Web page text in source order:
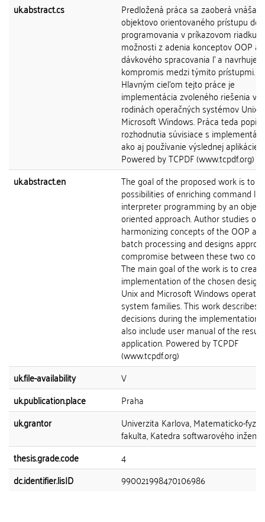
uk.abstract.cs Predložená práca sa zaoberá
objektovo orientovaného prístupu do
programovania v príkazovom riadku.
možnosti z adenia konceptov OOP a
dávkového spracovania ľ a navrhuje
kompromis medzi týmito prístupmi.
Hlavným cieľom tejto práce je
implementácia zvoleného riešenia v
rodinách operačných systémov Unix a
Microsoft Windows. Práca teda
rozhodnutia súvisiace s
ako aj používanie výslednej aplikácie.
Powered by TCPDF (www.tcpdf.org)
uk.abstract.en
The goal of the proposed work is to
possibilities of enriching command
interpreter programming by an object
oriented approach. Author studies
harmonizing concepts of the OOP
batch processing and designs
compromise between these two
The main goal of the work is to
implementation of the chosen
Unix and Microsoft Windows
system families. This work describes
decisions during the implementation
also include user manual of the
application. Powered by TCPDF
(www.tcpdf.org)
uk.file-availability
V
uk.publication.place
Praha
uk.grantor
Univerzita Karlova, Matematicko-
fakulta, Katedra softwarového
thesis.grade.code
4
dc.identifier.lisID
990021998470106986